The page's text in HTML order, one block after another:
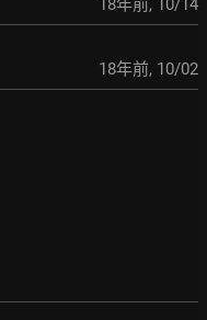
18年前, 10/14
18年前, 10/02